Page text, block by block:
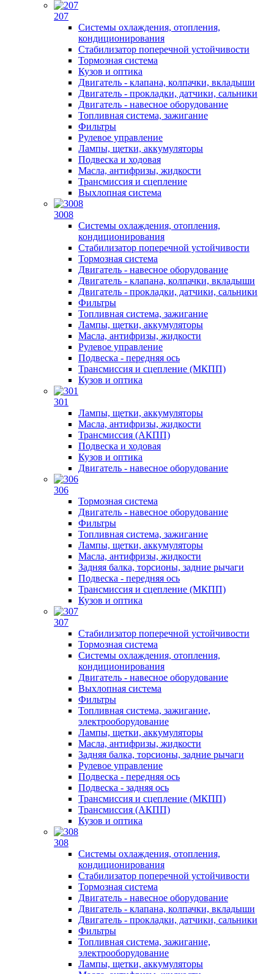
207
Системы охлаждения, отопления,
кондиционирования
Стабилизатор поперечной устойчивости
Тормозная система
Кузов и оптика
Двигатель - клапана, колпачки, вкладыши
Двигатель - прокладки, датчики, сальники
Двигатель - навесное оборудование
Топливная система, зажигание
Фильтры
Рулевое управление
Лампы, щетки, аккумуляторы
Подвеска и ходовая
Масла, антифризы, жидкости
Трансмиссия и сцепление
Выхлопная система
3008
Системы охлаждения, отопления,
кондиционирования
Стабилизатор поперечной устойчивости
Тормозная система
Двигатель - навесное оборудование
Двигатель - клапана, колпачки, вкладыши
Двигатель - прокладки, датчики, сальники
Фильтры
Топливная система, зажигание
Лампы, щетки, аккумуляторы
Масла, антифризы, жидкости
Рулевое управление
Подвеска - передняя ось
Трансмиссия и сцепление (МКПП)
Кузов и оптика
301
Лампы, щетки, аккумуляторы
Масла, антифризы, жидкости
Трансмиссия (АКПП)
Подвеска и ходовая
Кузов и оптика
Двигатель - навесное оборудование
306
Тормозная система
Двигатель - навесное оборудование
Фильтры
Топливная система, зажигание
Лампы, щетки, аккумуляторы
Масла, антифризы, жидкости
Задняя балка, торсионы, задние рычаги
Подвеска - передняя ось
Трансмиссия и сцепление (МКПП)
Кузов и оптика
307
Стабилизатор поперечной устойчивости
Тормозная система
Системы охлаждения, отопления,
кондиционирования
Двигатель - навесное оборудование
Выхлопная система
Фильтры
Топливная система, зажигание,
электрооборудование
Лампы, щетки, аккумуляторы
Масла, антифризы, жидкости
Задняя балка, торсионы, задние рычаги
Рулевое управление
Подвеска - передняя ось
Подвеска - задняя ось
Трансмиссия и сцепление (МКПП)
Трансмиссия (АКПП)
Кузов и оптика
308
Системы охлаждения, отопления,
кондиционирования
Стабилизатор поперечной устойчивости
Тормозная система
Двигатель - навесное оборудование
Двигатель - клапана, колпачки, вкладыши
Двигатель - прокладки, датчики, сальники
Фильтры
Топливная система, зажигание,
электрооборудование
Лампы, щетки, аккумуляторы